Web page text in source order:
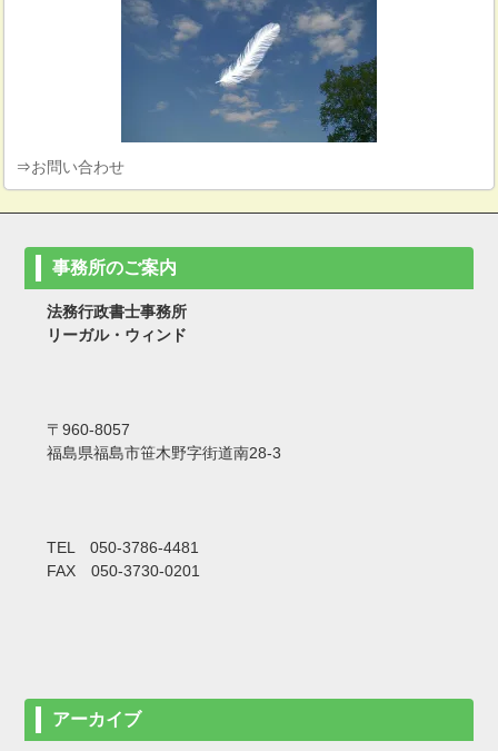
⇒お問い合わせ
事務所のご案内
法務行政書士事務所
リーガル・ウィンド
〒960-8057
福島県福島市笹木野字街道南28-3
TEL 050-3786-4481
FAX 050-3730-0201
アーカイブ